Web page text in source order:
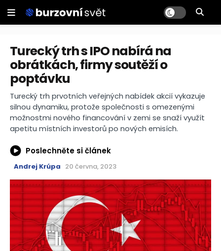
Turecký trh s IPO nabírá na
obrátkách, firmy soutěží o
poptávku
Turecký trh prvotních veřejných nabídek akcií vykazuje
silnou dynamiku, protože společnosti s omezenými
možnostmi nového financování v zemi se snaží využít
apetitu místních investorů po nových emisích.
Poslechněte si článek
Andrej Krúpa 20 června, 2023